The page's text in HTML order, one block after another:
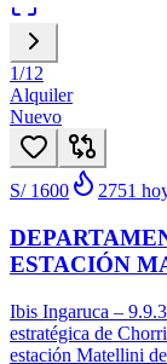
1/12
Alquiler
Nuevo
S/ 1600 2751
ESTACIÓN
Ibis Ingaruca –
estratégica de
estación Matellini